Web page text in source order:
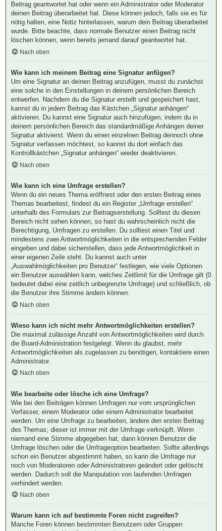
Beitrag geantwortet hat oder wenn ein Administrator oder Moderator
deinen Beitrag überarbeitet hat. Diese können jedoch, falls sie es für
nötig halten, eine Notiz hinterlassen, warum dein Beitrag überarbeitet
wurde. Bitte beachte, dass normale Benutzer einen Beitrag nicht
löschen können, wenn bereits jemand darauf geantwortet hat.
Nach oben
Wie kann ich meinem Beitrag eine Signatur anfügen?
Um eine Signatur an deinen Beitrag anzufügen, musst du zunächst
eine solche in den Einstellungen in deinem persönlichen Bereich
entwerfen. Nachdem du die Signatur erstellt und gespeichert hast,
kannst du in jedem Beitrag das Kästchen „Signatur anhängen“
aktivieren. Du kannst eine Signatur auch hinzufügen, indem du in
deinem persönlichen Bereich das standardmäßige Anhängen deiner
Signatur aktivierst. Wenn du einen einzelnen Beitrag dennoch ohne
Signatur verfassen möchtest, so kannst du dort einfach das
Kontrollkästchen „Signatur anhängen“ wieder deaktivieren.
Nach oben
Wie kann ich eine Umfrage erstellen?
Wenn du ein neues Thema eröffnest oder den ersten Beitrag eines
Themas bearbeitest, findest du ein Register „Umfrage erstellen“
unterhalb des Formulars zur Beitragserstellung. Solltest du diesen
Bereich nicht sehen können, so hast du wahrscheinlich nicht die
Berechtigung, Umfragen zu erstellen. Du solltest einen Titel und
mindestens zwei Antwortmöglichkeiten in die entsprechenden Felder
eingeben und dabei sicherstellen, dass jede Antwortmöglichkeit in
einer eigenen Zeile steht. Du kannst auch unter
„Auswahlmöglichkeiten pro Benutzer“ festlegen, wie viele Optionen
ein Benutzer auswählen kann, welches Zeitlimit für die Umfrage gilt (0
bedeutet dabei eine zeitlich unbegrenzte Umfrage) und schließlich, ob
die Benutzer ihre Stimme ändern können.
Nach oben
Wieso kann ich nicht mehr Antwortmöglichkeiten erstellen?
Die maximal zulässige Anzahl von Antwortmöglichkeiten wird durch
die Board-Administration festgelegt. Wenn du glaubst, mehr
Antwortmöglichkeiten als zugelassen zu benötigen, kontaktiere einen
Administrator.
Nach oben
Wie bearbeite oder lösche ich eine Umfrage?
Wie bei den Beiträgen können Umfragen nur vom ursprünglichen
Verfasser, einem Moderator oder einem Administrator bearbeitet
werden. Um eine Umfrage zu bearbeiten, ändere den ersten Beitrag
des Themas; dieser ist immer mit der Umfrage verknüpft. Wenn
niemand eine Stimme abgegeben hat, dann können Benutzer die
Umfrage löschen oder die Umfrageoption bearbeiten. Sollte allerdings
schon ein Benutzer abgestimmt haben, so kann die Umfrage nur
noch von Moderatoren oder Administratoren geändert oder gelöscht
werden. Dadurch soll die Manipulation von laufenden Umfragen
verhindert werden.
Nach oben
Warum kann ich auf bestimmte Foren nicht zugreifen?
Manche Foren können bestimmten Benutzern oder Gruppen